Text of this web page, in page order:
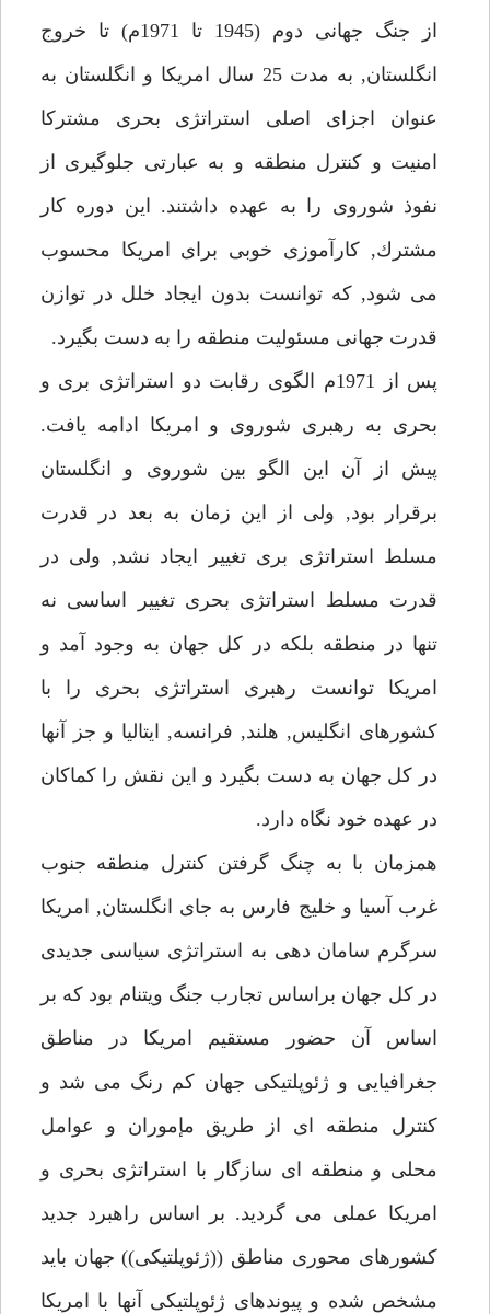
از جنگ جهانى دوم (1945 تا 1971م) تا خروج
انگلستان, به مدت 25 سال امريكا و انگلستان به
عنوان اجزاى اصلى استراتژى بحرى مشتركا
امنيت و كنترل منطقه و به عبارتى جلوگيرى از
نفوذ شوروى را به عهده داشتند. اين دوره كار
مشترك, كارآموزى خوبى براى امريكا محسوب
مى شود, كه توانست بدون ايجاد خلل در توازن
قدرت جهانى مسئوليت منطقه را به دست بگيرد.
پس از 1971م الگوى رقابت دو استراتژى برى و
بحرى به رهبرى شوروى و امريكا ادامه يافت.
پيش از آن اين الگو بين شوروى و انگلستان
برقرار بود, ولى از اين زمان به بعد در قدرت
مسلط استراتژى برى تغيير ايجاد نشد, ولى در
قدرت مسلط استراتژى بحرى تغيير اساسى نه
تنها در منطقه بلكه در كل جهان به وجود آمد و
امريكا توانست رهبرى استراتژى بحرى را با
كشورهاى انگليس, هلند, فرانسه, ايتاليا و جز آنها
در كل جهان به دست بگيرد و اين نقش را كماكان
در عهده خود نگاه دارد.
همزمان با به چنگ گرفتن كنترل منطقه جنوب
غرب آسيا و خليج فارس به جاى انگلستان, امريكا
سرگرم سامان دهى به استراتژى سياسى جديدى
در كل جهان براساس تجارب جنگ ويتنام بود كه بر
اساس آن حضور مستقيم امريكا در مناطق
جغرافيايى و ژئوپلتيكى جهان كم رنگ مى شد و
كنترل منطقه اى از طريق مإموران و عوامل
محلى و منطقه اى سازگار با استراتژى بحرى و
امريكا عملى مى گرديد. بر اساس راهبرد جديد
كشورهاى محورى مناطق ((ژئوپلتيكى)) جهان بايد
مشخص شده و پيوندهاى ژئوپلتيكى آنها با امريكا